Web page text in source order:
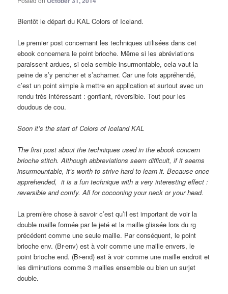
Bientôt le départ du KAL Colors of Iceland.
Le premier post concernant les techniques utilisées dans cet
ebook concernera le point brioche. Même si les abréviations
paraissent ardues, si cela semble insurmontable, cela vaut la
peine de s’y pencher et s’acharner. Car une fois appréhendé,
c’est un point simple à mettre en application et surtout avec un
rendu très intéressant : gonflant, réversible. Tout pour les
doudous de cou.
Soon it’s the start of Colors of IcelandKAL
The first post about the techniques used in the ebook concern
brioche stitch.Although abbreviations seem difficult, if it seems
insurmountable,it’s worth to strive hard to learn it.Because once
apprehended, itis a fun technique with a very interesting effect :
reversible and comfy. All for cocooning your neck or your head.
La première chose à savoir c’est qu’il est important de voir la
double maille formée par le jeté et la maille glissée lors du rg
précédent comme une seule maille. Par conséquent, le point
brioche env. (Br-env) est à voir comme une maille envers, le
point brioche end. (Br-end) est à voir comme une maille endroit et
les diminutions comme 3 mailles ensemble ou bien un surjet
double.